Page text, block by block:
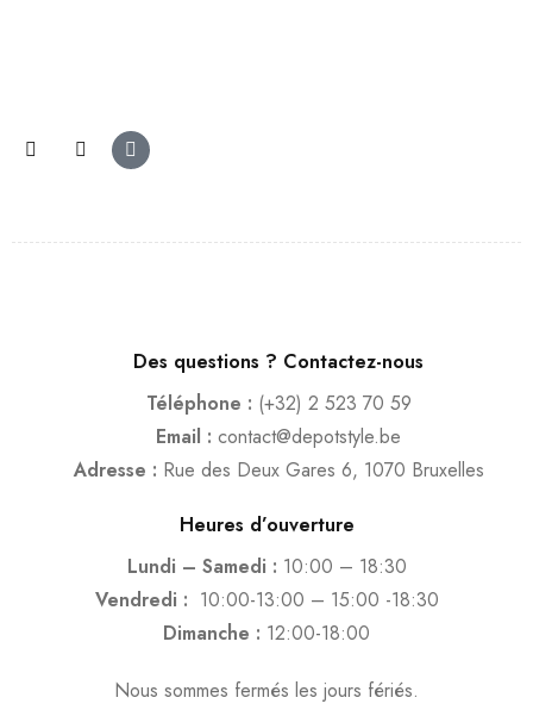
Des questions ? Contactez-nous
Téléphone : (+32) 2 523 70 59
Email : contact@depotstyle.be
Adresse : Rue des Deux Gares 6, 1070 Bruxelles
Heures d’ouverture
Lundi – Samedi : 10:00 – 18:30
Vendredi : 10:00-13:00 – 15:00 -18:30
Dimanche : 12:00-18:00
Nous sommes fermés les jours fériés.